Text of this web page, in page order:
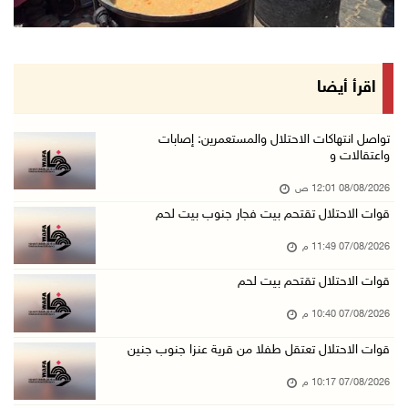
مستعمرون يهاجمون قرية أبو نجيم ويصيبون مواطني ...
مستعمرون يهاجمون مساكن المواطنين في خربة الحم ...
بعد تجديد منع زيارات المعتقلين: أبو الحمص يدع ...
الرئاسة ترحب بإطلاق السعودية التحالف البحري ا ...
07/آب/2026 06:17 م
(محدث) نابلس: إصابة مواطن واعتقاله إثر هجوم ل ...
07/آب/2026 06:04 م
الرئاسة ترحب باتفاقية مكة للدفاع المشترك بين ...
اقرأ أيضا
تواصل انتهاكات الاحتلال والمستعمرين: إصابات
واعتقالات و
08/08/2026 12:01 ص
قوات الاحتلال تقتحم بيت فجار جنوب بيت لحم
07/08/2026 11:49 م
قوات الاحتلال تقتحم بيت لحم
07/08/2026 10:40 م
قوات الاحتلال تعتقل طفلا من قرية عنزا جنوب جنين
07/08/2026 10:17 م